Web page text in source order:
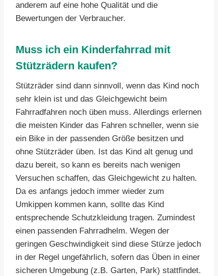
anderem auf eine hohe Qualität und die
Bewertungen der Verbraucher.
Muss ich ein Kinderfahrrad mit
Stützrädern kaufen?
Stützräder sind dann sinnvoll, wenn das Kind noch
sehr klein ist und das Gleichgewicht beim
Fahrradfahren noch üben muss. Allerdings erlernen
die meisten Kinder das Fahren schneller, wenn sie
ein Bike in der passenden Größe besitzen und
ohne Stützräder üben. Ist das Kind alt genug und
dazu bereit, so kann es bereits nach wenigen
Versuchen schaffen, das Gleichgewicht zu halten.
Da es anfangs jedoch immer wieder zum
Umkippen kommen kann, sollte das Kind
entsprechende Schutzkleidung tragen. Zumindest
einen passenden Fahrradhelm. Wegen der
geringen Geschwindigkeit sind diese Stürze jedoch
in der Regel ungefährlich, sofern das Üben in einer
sicheren Umgebung (z.B. Garten, Park) stattfindet.